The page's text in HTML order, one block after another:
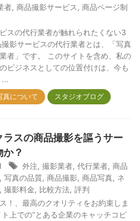
者 商品撮影サービス
商品ページ制
スの代行業者が触れられたくない3
影サービスの代行業者とは、「写真
者」です。 このサイトを含め、私の
ビジネスとしての位置付けは、今も
...
真について スタジオブログ
ラスの商品撮影を謳うサー
か？
外注 撮影業者 代行業者 商品
写真の品質 商品撮影 商品写真 ネ
撮影料金 比較方法 評判
！、最高のクオリティをお約束しま
上での“とある企業のキャッチコピ